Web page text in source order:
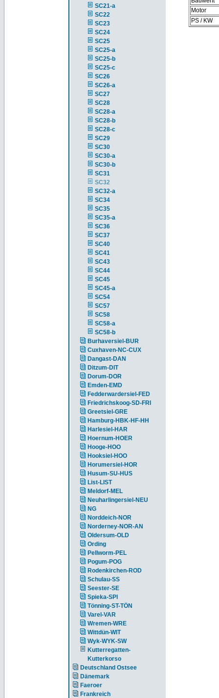
SC21-a
SC22
SC23
SC24
SC25
SC25-a
SC25-b
SC25-c
SC26
SC26-a
SC27
SC28
SC28-a
SC28-b
SC28-c
SC29
SC30
SC30-a
SC30-b
SC31
SC32
SC32-a
SC34
SC35
SC35-a
SC36
SC37
SC40
SC41
SC43
SC44
SC45
SC45-a
SC54
SC57
SC58
SC58-a
SC58-b
Burhaversiel-BUR
Cuxhaven-NC-CUX
Dangast-DAN
Ditzum-DIT
Dorum-DOR
Emden-EMD
Fedderwardersiel-FED
Friedrichskoog-SD-FRI
Greetsiel-GRE
Hamburg-HBK-HF-HH
Harlesiel-HAR
Hoernum-HOER
Hooge-HOO
Hooksiel-HOO
Horumersiel-HOR
Husum-SU-HUS
List-LIST
Meldorf-MEL
Neuharlingersiel-NEU
NG
Norddeich-NOR
Norderney-NOR-AN
Oldersum-OLD
Ording
Pellworm-PEL
Pogum-POG
Rodenkirchen-ROD
Schulau-SS
Seester-SE
Spieka-SPI
Tönning-ST-TÖN
Varel-VAR
Wremen-WRE
Wittdün-WIT
Wyk-WYK-SW
Kutterregatten-
Kutterkorso
Deutschland Ostsee
Dänemark
Faeroer
Frankreich
Motor
PS / KW